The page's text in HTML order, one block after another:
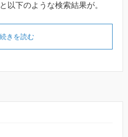
以下のような検索結果が。
続きを読む